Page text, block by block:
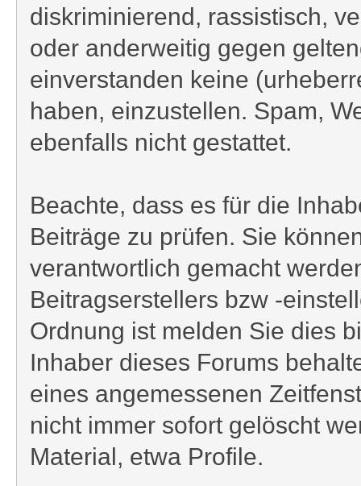
diskriminierend, rassistisch,
oder anderweitig gegen
einverstanden keine
haben, einzustellen. Spam,
ebenfalls nicht gestattet.
Beachte, dass es für die
Beiträge zu prüfen. Sie
verantwortlich gemacht
Beitragserstellers bzw -
Ordnung ist melden Sie dies
Inhaber dieses Forums
eines angemessenen
nicht immer sofort gelöscht
Material, etwa Profile.